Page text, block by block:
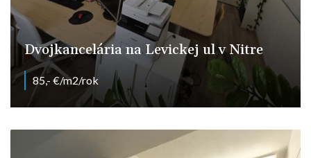
Dvojkancelária na Levickej ul v Nitre
85,- €/m2/rok